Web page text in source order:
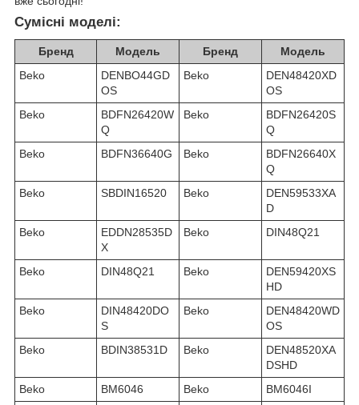
Сумісні моделі:
Бренд Модель Бренд
Модель
Beko
DENBO44GD
OS
Beko
DEN48420XD
OS
Beko
BDFN26420W
Q
Beko
BDFN26420S
Q
Beko
BDFN36640G Beko
BDFN26640X
Q
Beko
SBDIN16520 Beko
DEN59533XA
D
Beko
EDDN28535D
X
Beko DIN48Q21
Beko DIN48Q21 Beko
DEN59420XS
HD
Beko
DIN48420DO
S
Beko
DEN48420WD
OS
Beko
BDIN38531D Beko
DEN48520XA
DSHD
Beko
BM6046 Beko
BM6046I